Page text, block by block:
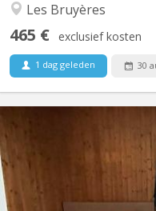
Les Bruyères
465 € exclusief kosten
1 dag geleden 30
Kot à louer dans un
min à pied de la grande